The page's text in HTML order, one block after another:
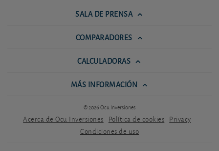
SALA DE PRENSA
COMPARADORES
CALCULADORAS
MÁS INFORMACIÓN
© 2026 Ocu Inversiones
Acerca de Ocu Inversiones Política de cookies Privacy
Condiciones de uso